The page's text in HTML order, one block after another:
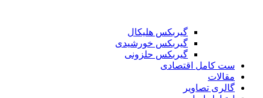
گیربکس هلیکال
گیربکس خورشیدی
گیربکس حلزونی
ست کامل اقتصادی
مقالات
گالری تصاویر